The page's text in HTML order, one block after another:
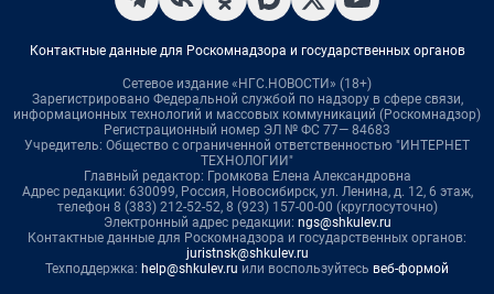
Контактные данные для Роскомнадзора и государственных органов
Сетевое издание «НГС.НОВОСТИ» (18+)
Зарегистрировано Федеральной службой по надзору в сфере связи,
информационных технологий и массовых коммуникаций (Роскомнадзор)
Регистрационный номер ЭЛ № ФС 77— 84683
Учредитель: Общество с ограниченной ответственностью "ИНТЕРНЕТ
ТЕХНОЛОГИИ"
Главный редактор: Громкова Елена Александровна
Адрес редакции: 630099, Россия, Новосибирск, ул. Ленина, д. 12, 6 этаж,
телефон 8 (383) 212-52-52, 8 (923) 157-00-00 (круглосуточно)
Электронный адрес редакции: ngs@shkulev.ru
Контактные данные для Роскомнадзора и государственных органов:
juristnsk@shkulev.ru
Техподдержка: help@shkulev.ru или воспользуйтесь веб-формой